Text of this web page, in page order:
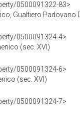
0500091322-83>
Gualtiero Padovano
0500091324-4>
(sec. XVI)
0500091324-6>
(sec. XVI)
0500091324-7>